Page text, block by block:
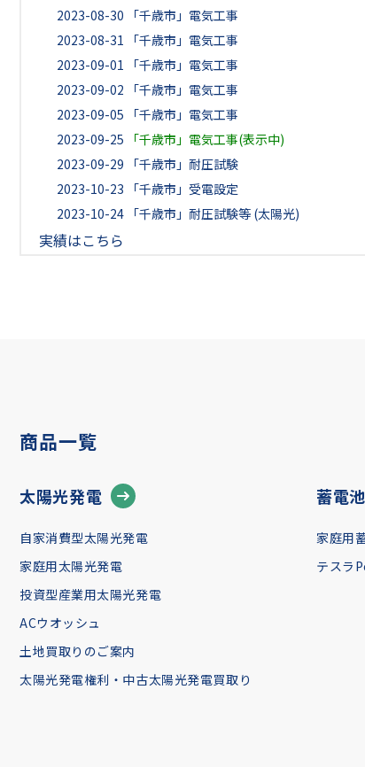
2023-08-30
「千歳市」電気工事
2023-08-31
「千歳市」電気工事
2023-09-01
「千歳市」電気工事
2023-09-02
「千歳市」電気工事
2023-09-05
「千歳市」電気工事
2023-09-25
「千歳市」電気工事(表示中)
2023-09-29
「千歳市」耐圧試験
2023-10-23
「千歳市」受電設定
2023-10-24 「千歳市」耐圧試験等 (太陽光)
実績はこちら
商品一覧
太陽光発電
自家消費型太陽光発電
家庭用太陽光発電
投資型産業用太陽光発電
ACウオッシュ
土地買取りのご案内
太陽光発電権利・中古太陽光発電買取り
蓄電池
家庭用
テスラ